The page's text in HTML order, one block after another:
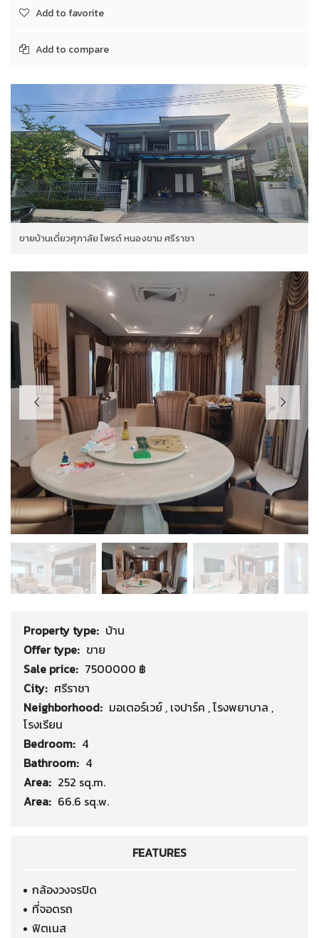
Add to favorite
Add to compare
ขายบ้านเดี่ยวศุภาลัย ไพรด์ หนองขาม ศรีราชา
Property type: บ้าน
Offer type: ขาย
Sale price: 7500000 ฿
City: ศรีราชา
Neighborhood: มอเตอร์เวย์ , เจปาร์ค ,โรงพยาบาล ,
โรงเรียน
Bedroom: 4
Bathroom: 4
Area: 252 sq.m.
Area: 66.6 sq.w.
FEATURES
กล้องวงจรปิด
ที่จอดรถ
ฟิตเนส